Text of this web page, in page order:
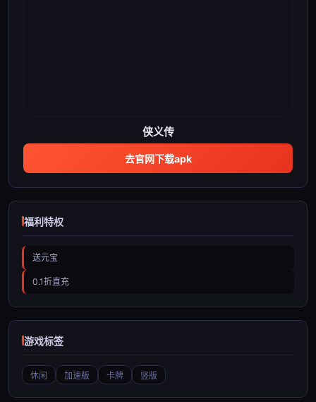
侠义传
去官网下载apk
福利特权
送元宝
0.1折直充
游戏标签
休闲 加速版 卡牌 竖版